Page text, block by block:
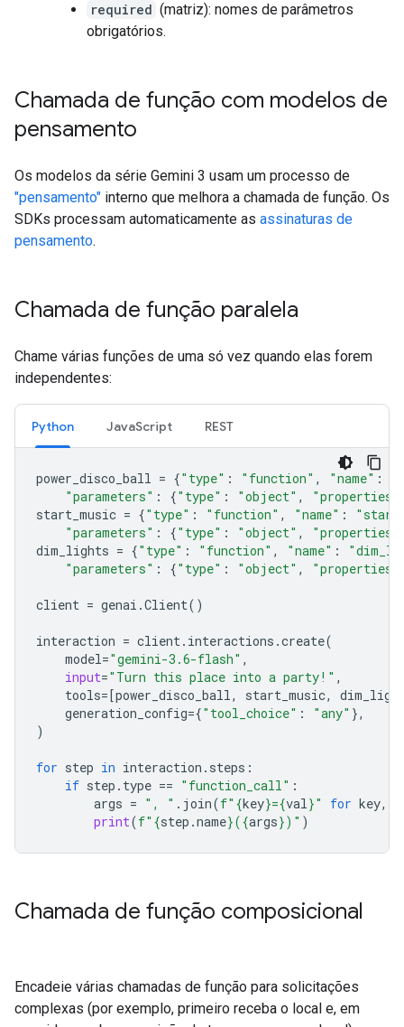
required (matriz): nomes de parâmetros
obrigatórios.
Chamada de função com modelos de
pensamento
Os modelos da série Gemini 3 usam um processo de
"pensamento" interno que melhora a chamada de função. Os
SDKs processam automaticamente as assinaturas de
pensamento.
Chamada de função paralela
Chame várias funções de uma só vez quando elas forem
independentes:
Python JavaScript REST
power_disco_ball = {"type" : "function" , "name" :
"parameters" : {"type" : "object" , "properties"
start_music = {"type" : "function" , "name" :
"parameters" : {"type" : "object" , "properties"
dim_lights = {"type" : "function" , "name" :
"parameters" : {"type" : "object" , "properties"
client = genai .Client()
interaction = client. interactions .create(
model="gemini-3.6-flash" ,
input="Turn this place into a party!" ,
tools= [power_disco_ball, start_music,
generation_config={"tool_choice" : "any" },
)
for step in interaction . steps :
if step . type == "function_call" :
args = ", " . join(f" {key}={val}" for key,
print(f" {step .name}({args})" )
Chamada de função composicional
Encadeie várias chamadas de função para solicitações
complexas (por exemplo, primeiro receba o local e, em